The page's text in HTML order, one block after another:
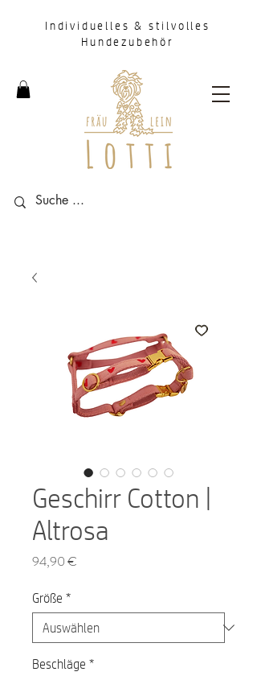
Individuelles & stilvolles
Hundezubehör
Geschirr Cotton |
Altrosa
94,90 €
Größe *
Beschläge *